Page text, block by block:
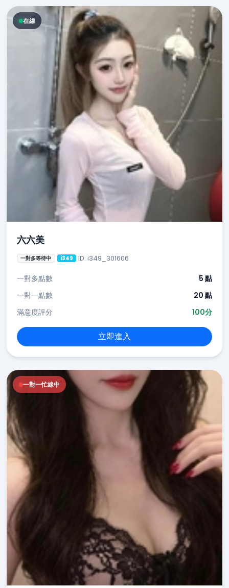
在線
六六美
一對多等待中 i349 ID: i349_301606
一對多點數
5 點
一對一點數
20 點
滿意度評分
100分
立即進入
一對一忙線中